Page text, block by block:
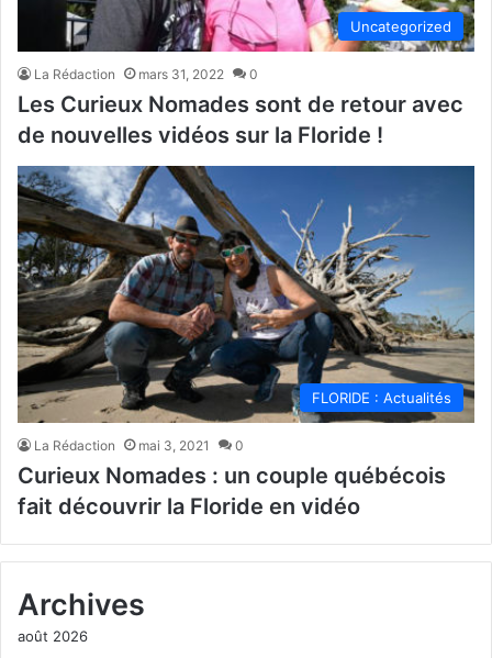
Uncategorized
La Rédaction mars 31, 2022 0
Les Curieux Nomades sont de retour avec
de nouvelles vidéos sur la Floride !
FLORIDE : Actualités
La Rédaction mai 3, 2021 0
Curieux Nomades : un couple québécois
fait découvrir la Floride en vidéo
Archives
août 2026